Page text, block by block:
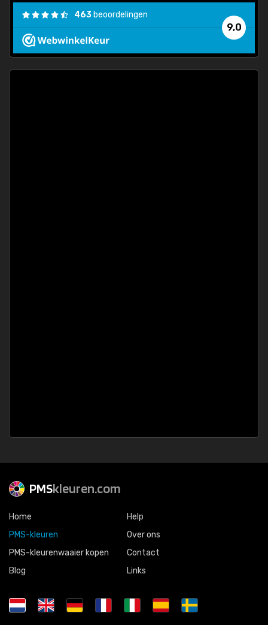
9,0
463 beoordelingen
PMSkleuren.com
Home
PMS-kleuren
PMS-kleurenwaaier kopen
Blog
Help
Over ons
Contact
Links